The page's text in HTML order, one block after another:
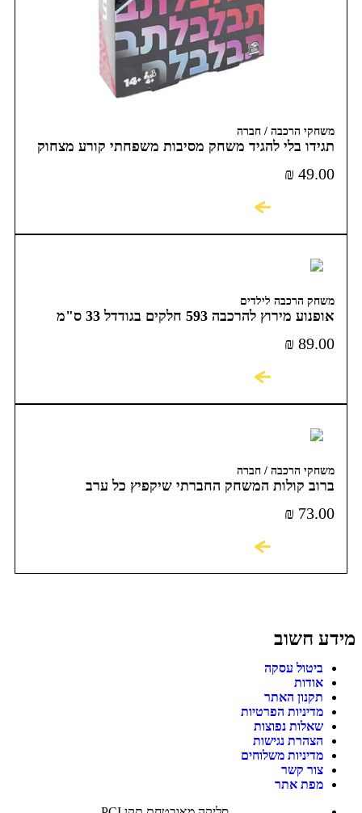
משחקי הרכבה / חברה
תגידו בלי להגיד משחק מסיבות משפחתי קורע מצחוק
₪ 49.00
משחק הרכבה לילדים
אופנוע מירוץ להרכבה 593 חלקים בגודדל 33 ס"מ
₪ 89.00
משחקי הרכבה / חברה
ברוב קולות המשחק החברתי שיקפיץ כל ערב
₪ 73.00
מידע חשוב
ביטול עסקה
אודות
תקנון האתר
מדיניות הפרטיות
שאלות נפוצות
הצהרת נגישות
מדיניות משלוחים
צור קשר
מפת אתר